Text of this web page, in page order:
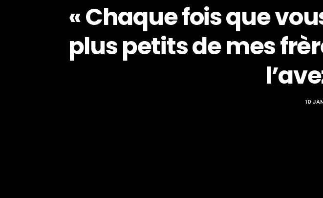
« Chaque fois que
plus petits de mes
10